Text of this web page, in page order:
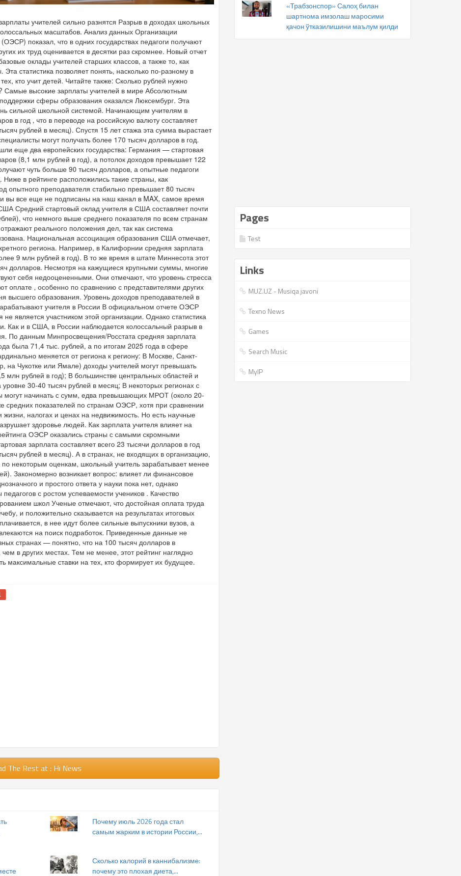
учителей сильно разнятся Разрыв в доходах школьных
масштабов. Анализ данных Организации
показал, что в одних государствах педагоги получают
их труд оценивается в десятки раз скромнее. Новый отчет
оклады учителей старших классов, а также то, как
статистика позволяет понять, насколько по-разному в
кто учит детей. Читайте также: Сколько рублей нужно
Самые высокие зарплаты учителей в мире Абсолютным
сферы образования оказался Люксембург. Эта
сильной школьной системой. Начинающим учителям в
в год , что в переводе на российскую валюту составляет
рублей в месяц). Спустя 15 лет стажа эта сумма вырастает
могут получать более 170 тысяч долларов в год.
еще два европейских государства: Германия — стартовая
(8,1 млн рублей в год), а потолок доходов превышает 122
чуть больше 90 тысяч долларов, а опытные педагоги
в рейтинге расположились такие страны, как
опытного преподавателя стабильно превышает 80 тысяч
вы все еще не подписаны на наш канал в MAX, самое время
Средний стартовый оклад учителя в США составляет почти
что немного выше среднего показателя по всем странам
реального положения дел, так как система
Национальная ассоциация образования США отмечает,
региона. Например, в Калифорнии средняя зарплата
9 млн рублей в год). В то же время в штате Миннесота этот
долларов. Несмотря на кажущиеся крупными суммы, многие
себя недооцененными. Они отмечают, что уровень стресса
оплате , особенно по сравнению с представителями других
высшего образования. Уровень доходов преподавателей в
учителя в России В официальном отчете ОЭСР
является участником этой организации. Однако статистика
Как и в США, в России наблюдается колоссальный разрыв в
По данным Минпросвещения/Росстата средняя зарплата
была 71,4 тыс. рублей, а по итогам 2025 года в сфере
меняется от региона к региону: В Москве, Санкт-
на Чукотке или Ямале) доходы учителей могут превышать
млн рублей в год); В большинстве центральных областей и
30-40 тысяч рублей в месяц; В некоторых регионах с
начинать с сумм, едва превышающих МРОТ (около 20-
средних показателей по странам ОЭСР, хотя при сравнении
жизни, налогах и ценах на недвижимость. Но есть научные
здоровье людей. Как зарплата учителя влияет на
ОЭСР оказались страны с самыми скромными
зарплата составляет всего 23 тысячи долларов в год
рублей в месяц). А в странах, не входящих в организацию,
некоторым оценкам, школьный учитель зарабатывает менее
Закономерно возникает вопрос: влияет ли финансовое
и простого ответа у науки пока нет, однако
с ростом успеваемости учеников . Качество
школ Ученые отмечают, что достойная оплата труда
и положительно сказывается на результатах итоговых
в нее идут более сильные выпускники вузов, а
на поиск подработок. Приведенные данные не
странах — понятно, что на 100 тысяч долларов в
в других местах. Тем не менее, этот рейтинг наглядно
максимальные ставки на тех, кто формирует их будущее.
The Rest at : Hi News
Почему июль 2026 года стал
самым жарким в истории России,...
Сколько калорий в каннибализме:
почему это плохая диета,...
«Трабзонспор» Салоҳ билан
шартнома имзолаш маросими
қачон ўтказилишини маълум қилди
Pages
Test
Links
MUZ.UZ - Musiqa javoni
Texno News
Games
Search Music
MyIP